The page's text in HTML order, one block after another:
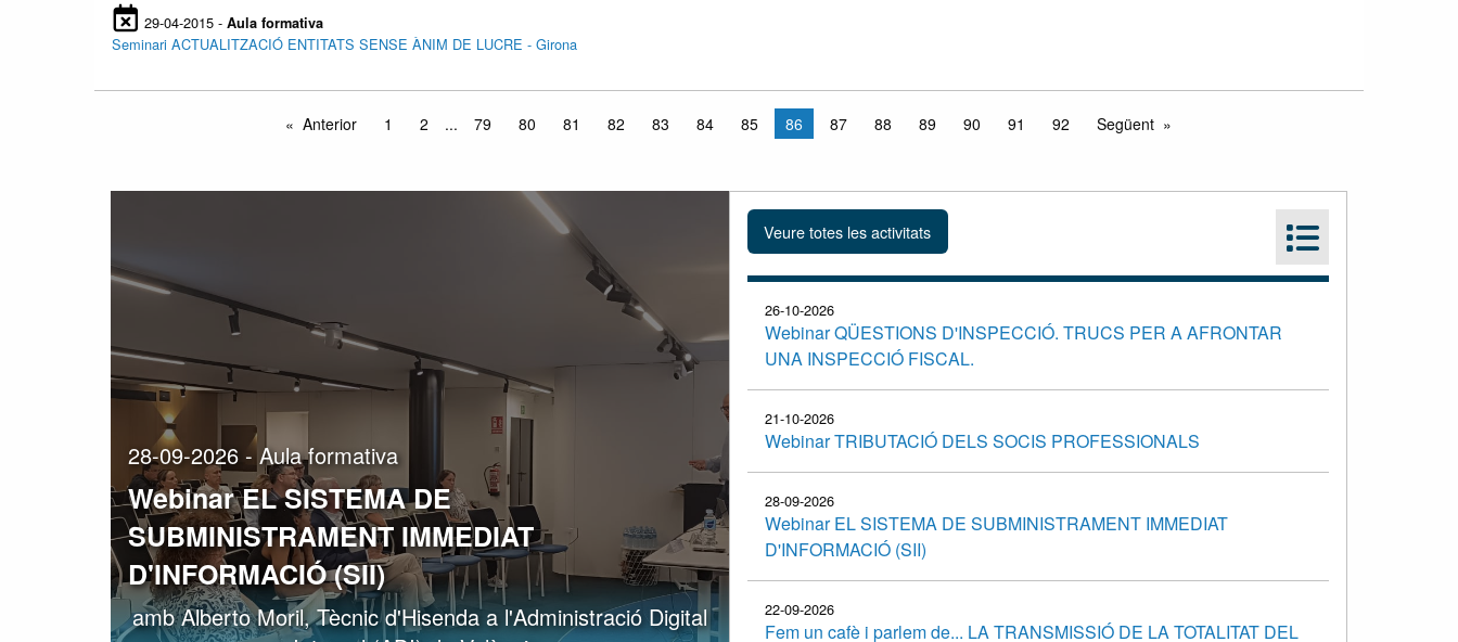
29-04-2015 - Aula formativa
Seminari ACTUALITZACIÓ ENTITATS SENSE ÀNIM DE LUCRE - Girona
Anterior 1 2 ... 79 80 81 82 83 84 85 86 87 88 89 90 91 92 Següent
28-09-2026 - Aula formativa
Webinar EL SISTEMA DE
SUBMINISTRAMENT IMMEDIAT
D'INFORMACIÓ (SII)
amb Alberto Moril, Tècnic d'Hisenda a l'Administració Digital
26-10-2026
Webinar QÜESTIONS D'INSPECCIÓ. TRUCS PER A AFRONTAR
UNA INSPECCIÓ FISCAL.
21-10-2026
Webinar TRIBUTACIÓ DELS SOCIS PROFESSIONALS
28-09-2026
Webinar EL SISTEMA DE SUBMINISTRAMENT IMMEDIAT
D'INFORMACIÓ (SII)
22-09-2026
Fem un cafè i parlem de... LA TRANSMISSIÓ DE LA TOTALITAT DEL